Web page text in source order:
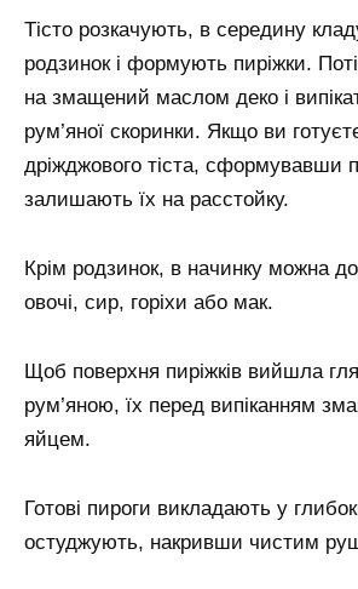
Тісто розкачують, в середину
родзинок і формують пиріжки.
на змащений маслом деко і
рум’яної скоринки. Якщо ви
дріжджового тіста, сформувавши
залишають їх на расстойку.
Крім родзинок, в начинку можна
овочі, сир, горіхи або мак.
Щоб поверхня пиріжків вийшла
рум’яною, їх перед випіканням
яйцем.
Готові пироги викладають у
остуджують, накривши чистим